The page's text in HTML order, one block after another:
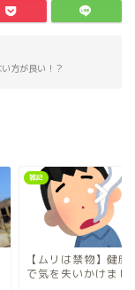
方が良い！？
雑記
【ムリは禁物】健康
で気を失いかけまし